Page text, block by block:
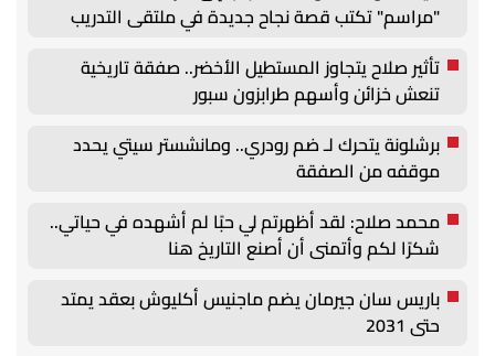
"مراسم" تكتب قصة نجاح جديدة في ملتقى التدريب
والتوظيف الزراعي الأول بجامعة دمنهور
تأثير صلاح يتجاوز المستطيل الأخضر.. صفقة تاريخية
تنعش خزائن وأسهم طرابزون سبور
برشلونة يتحرك لـ ضم رودري.. ومانشستر سيتي يحدد
موقفه من الصفقة
محمد صلاح: لقد أظهرتم لي حبًا لم أشهده في حياتي..
شكرًا لكم وأتمنى أن أصنع التاريخ هنا
باريس سان جيرمان يضم ماجنيس أكليوش بعقد يمتد
حتى 2031